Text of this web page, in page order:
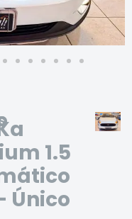
1.5
Único